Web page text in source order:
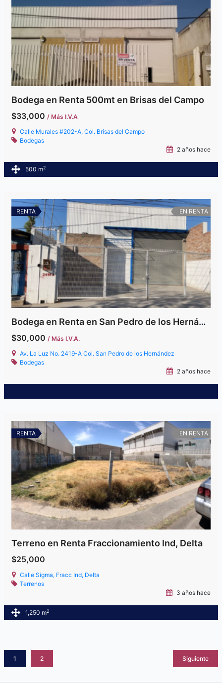
Bodega en Renta 500mt en Brisas del Campo
$33,000 / Más I.V.A
Calle Murales #202-A, Col. Brisas del Campo
Bodegas
2 años hace
500 m2
RENTA EN RENTA
Bodega en Renta en San Pedro de los Hernández
$30,000 / Más I.V.A.
Av. La Luz No. 2419-A Col. San Pedro de los Hernández
Bodegas
2 años hace
RENTA EN RENTA
Terreno en Renta Fraccionamiento Ind, Delta
$25,000
Calle Sigma, Fracc Ind, Delta
Terrenos
3 años hace
1,250 m2
1 2 Siguiente